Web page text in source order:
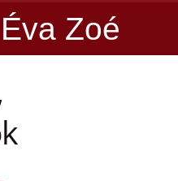
Zoé